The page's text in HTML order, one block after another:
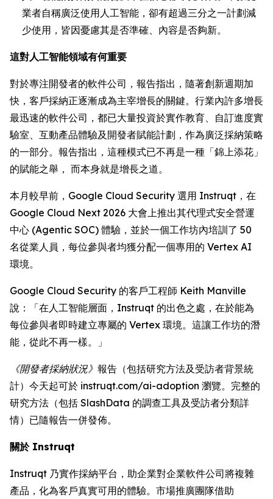
業者自稱廣泛使用人工智能，卻有超過三分之一計劃減
少使用，皆因憂慮其是否準確、內容是否夠新。
這對人工智能領域有何重要
對於專注開發者的軟件公司，報告指出，隨著創新週期加
快，客戶採納正逐漸成為主宰增長的關鍵。行業內許多增長
最迅速的軟件公司，都已大量投資於實作教育、自訂進度實
驗室、互動產品體驗及開發者賦能計劃，作為廣泛採納策略
的一部分。報告指出，這種模式已不再是一種「錦上添花」
的賦能之舉， 而本身就是增長之道。
本月較早前，Google Cloud Security 選用 Instruqt，在
Google Cloud Next 2026 大會上推出其代理式安全營運
中心 (Agentic SOC) 體驗，並於一個工作坊內培訓了 50
名從業人員，每位參與者均獲分配一個專用的 Vertex AI
環境。
Google Cloud Security 的客戶工程師 Keith Manville
說：「在人工智能層面，Instruqt 的出色之處，在於能為
每位參與者即時建立專屬的 Vertex 環境。這讓工作坊的潛
能，從此不再一樣。」
《開發者採納狀況》 報告（包括研究方法及受訪者背景統
計）今天起可於 instruqt.com/ai-adoption 瀏覽。完整的
研究方法（包括 SlashData 的調查工具及受訪者分類詳
情）已隨報告一併發佈。
關於 Instruqt
Instruqt 乃實作採納平台，助企業對企業軟件公司將複雜
產品，化為客戶真實可用的體驗。市場推廣團隊借助